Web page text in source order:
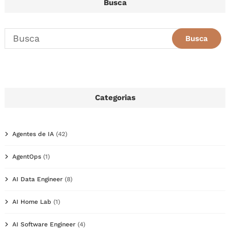
Busca
Categorias
Agentes de IA (42)
AgentOps (1)
AI Data Engineer (8)
AI Home Lab (1)
AI Software Engineer (4)